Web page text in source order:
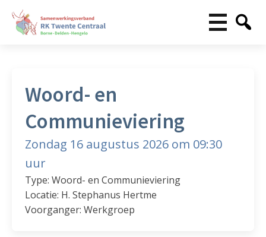
Woord- en
Communieviering
Zondag 16 augustus 2026 om 09:30
uur
Type: Woord- en Communieviering
Locatie: H. Stephanus Hertme
Voorganger: Werkgroep